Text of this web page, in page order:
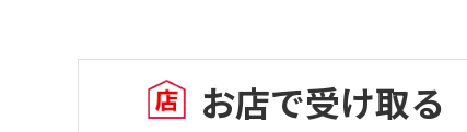
お店で受け取る